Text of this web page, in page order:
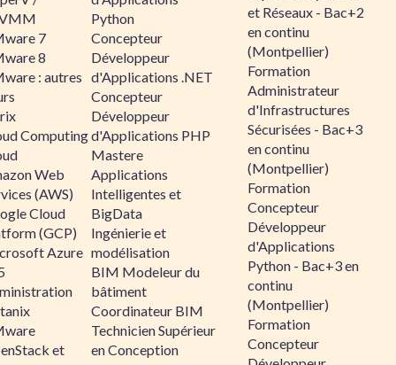
7
8
: autres
Computing
Web
(AWS)
Cloud
(GCP)
Azure
et
Python
Concepteur
Développeur
d'Applications .NET
Concepteur
Développeur
d'Applications PHP
Mastere
Applications
Intelligentes et
BigData
Ingénierie et
modélisation
BIM Modeleur du
bâtiment
Coordinateur BIM
Technicien Supérieur
en Conception
et Réseaux - Bac+2
en continu
(Montpellier)
Formation
Administrateur
d'Infrastructures
Sécurisées - Bac+3
en continu
(Montpellier)
Formation
Concepteur
Développeur
d'Applications
Python - Bac+3 en
continu
(Montpellier)
Formation
Concepteur